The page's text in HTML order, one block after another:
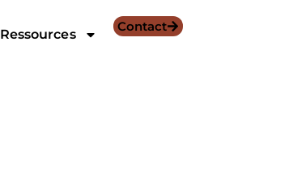
Ressources
Contact